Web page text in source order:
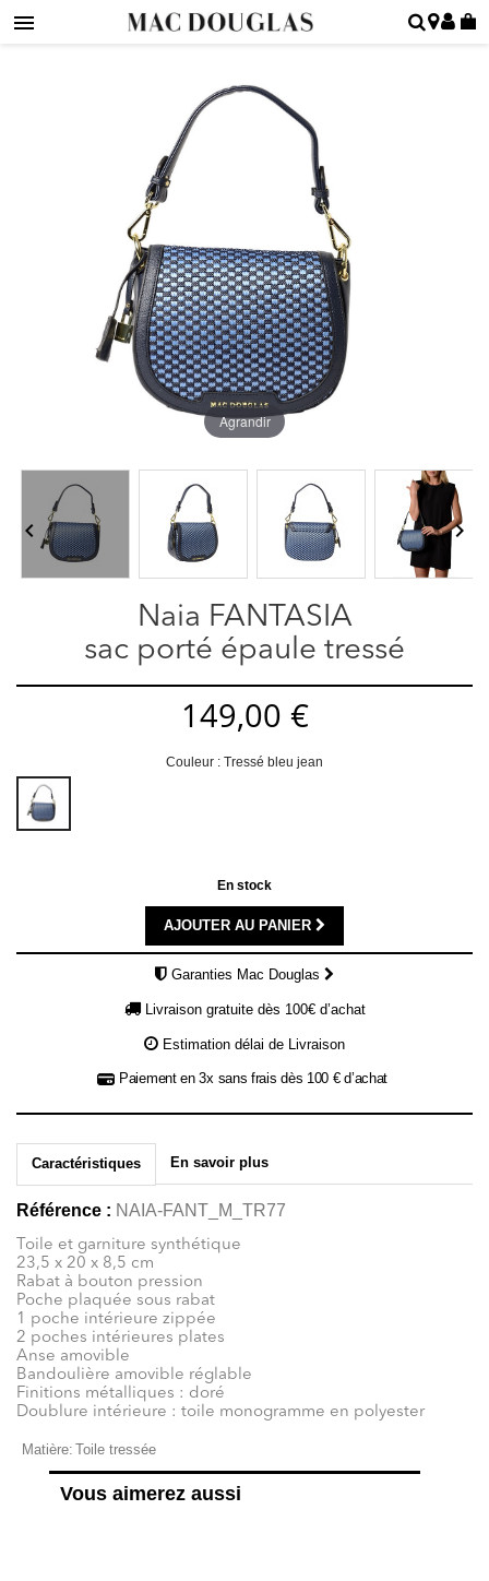
Agrandir
 
Naia FANTASIA
sac porté épaule tressé
149,00 €
Couleur : Tressé bleu jean
En stock
AJOUTER AU PANIER
Garanties Mac Douglas
Livraison gratuite dès 100€ d’achat
Estimation délai de Livraison
Paiement en 3x sans frais dès 100 € d’achat
Caractéristiques En savoir plus
Référence : NAIA-FANT_M_TR77
Toile et garniture synthétique
23,5 x 20 x 8,5 cm
Rabat à bouton pression
Poche plaquée sous rabat
1 poche intérieure zippée
2 poches intérieures plates
Anse amovible
Bandoulière amovible réglable
Finitions métalliques : doré
Doublure intérieure : toile monogramme en polyester
Matière: Toile tressée
Vous aimerez aussi